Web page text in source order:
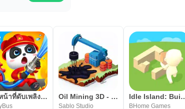
เจ้าหน้าที่ดับเพลิงแพนด้า Oil Mining 3D - Petrol Factory
Sablo Studio
Idle Island:
BHome Games